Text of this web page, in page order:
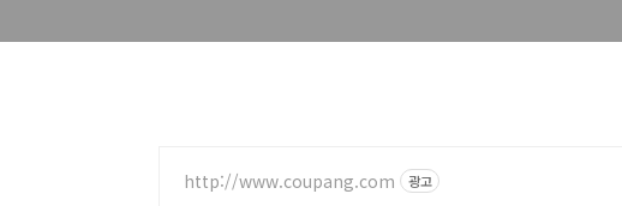
http://www.coupang.com 광고